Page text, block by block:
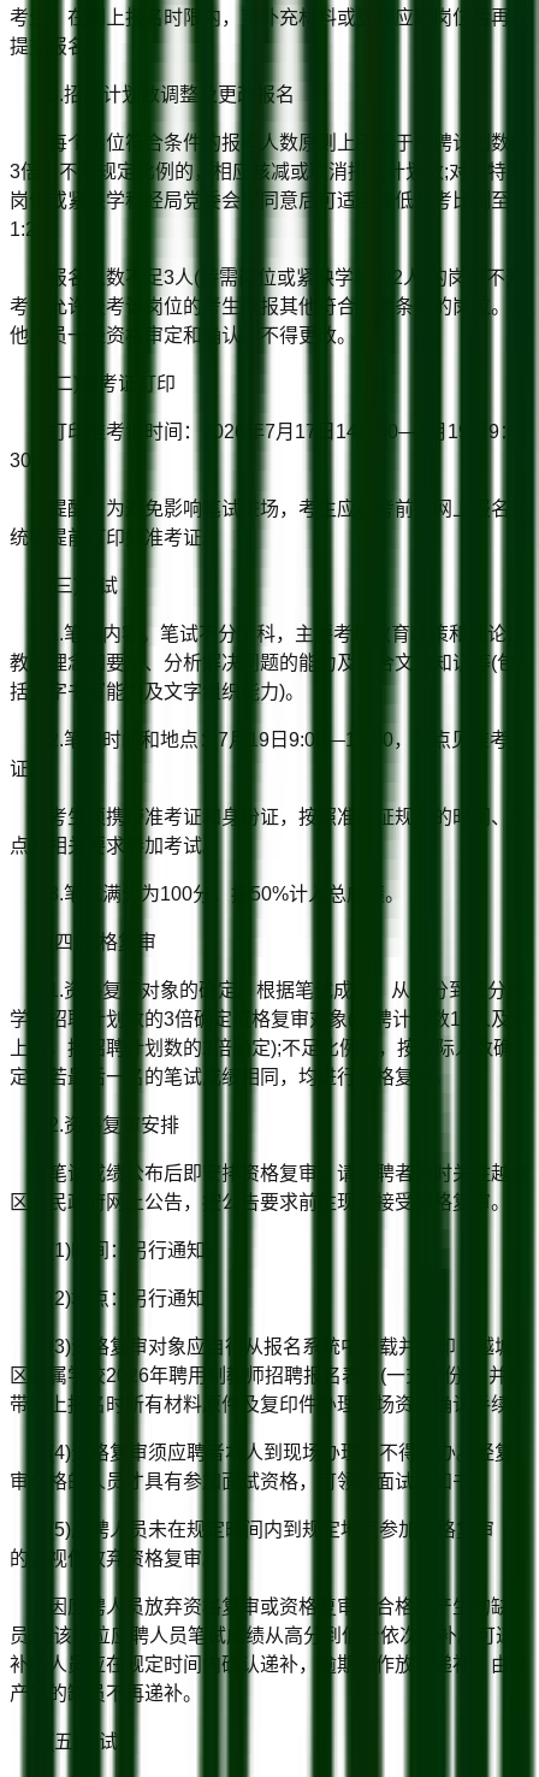
考生，在网上报名时限内，可补充材料或更改应聘岗位后再次
提交报名。
3.招聘计划数调整及更改报名
每个岗位符合条件的报考人数原则上不低于招聘计划数的
3倍，不足规定比例的，相应核减或取消招聘计划数;对于特需
岗位或紧缺学科经局党委会议同意后可适当降低开考比例至
1:2。
报名人数不足3人(特需岗位或紧缺学科为2人)的岗位不开
考，允许报考该岗位的考生改报其他符合应聘条件的岗位。其
他人员一经资格审定和确认，不得更改。
(二)准考证打印
打印准考证时间：2026年7月17日14：00—7月19日9：
30。
提醒：为避免影响笔试进场，考生应于考前在网上报名系
统中提前打印好准考证。
(三)笔试
1.笔试内容。笔试不分学科，主要考核教育政策和理论、
教改理念和要求、分析解决问题的能力及综合文化知识等(包
括文字书写能力及文字组织能力)。
2.笔试时间和地点：7月19日9:00—11:00，地点见准考
证。
考生须携带准考证和身份证，按照准考证规定的时间、地
点及相关要求参加考试。
3.笔试满分为100分，按50%计入总成绩。
(四)资格复审
1.资格复审对象的确定。根据笔试成绩，从高分到低分按
学科招聘计划数的3倍确定资格复审对象(招聘计划数10人及以
上的，按招聘计划数的2倍确定);不足比例的，按实际人数确
定。若最后一名的笔试成绩相同，均进行资格复审。
2.资格复审安排
笔试成绩公布后即安排资格复审，请应聘者及时关注越城
区人民政府网上公告，按公告要求前往现场接受资格复审。
(1)时间：另行通知。
(2)地点：另行通知
(3)资格复审对象应自行从报名系统中下载并打印《越城
区区属学校2026年聘用制教师招聘报名表》(一式一份)，并携
带网上报名时所有材料原件及复印件办理现场资格确认手续。
(4)资格复审须应聘者本人到现场办理，不得代办。经复
审合格的人员才具有参加面试资格，可领取面试通知书。
(5)应聘人员未在规定时间内到规定地点参加资格复审
的，视作放弃资格复审。
因应聘人员放弃资格复审或资格复审不合格而产生的缺
员,按该岗位应聘人员笔试成绩从高分到低分依次递补。可递
补的人员应在规定时间内确认递补，逾期视作放弃递补。由此
产生的缺员不再递补。
(五)面试